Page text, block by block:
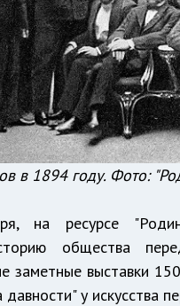
в 1894 году. Фото:
на ресурсе
общества
заметные выставки
давности" у искусства